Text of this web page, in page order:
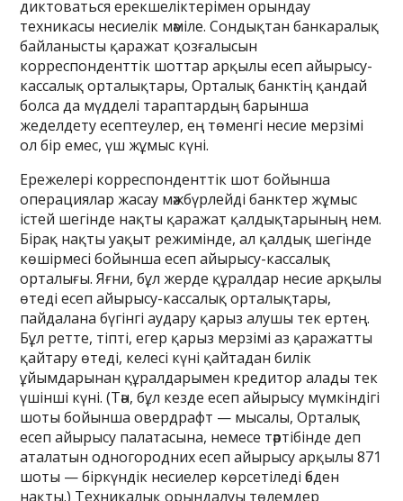
диктоваться ерекшеліктерімен орындау
техникасы несиелік мәміле. Сондықтан банкаралық
байланысты қаражат қозғалысын
корреспонденттік шоттар арқылы есеп айырысу-
кассалық орталықтары, Орталық банктің қандай
болса да мүдделі тараптардың барынша
жеделдету есептеулер, ең төменгі несие мерзімі
ол бір емес, үш жұмыс күні.
Ережелері корреспонденттік шот бойынша
операциялар жасау мәжбүрлейді банктер жұмыс
істей шегінде нақты қаражат қалдықтарының нем.
Бірақ нақты уақыт режимінде, ал қалдық шегінде
көшірмесі бойынша есеп айырысу-кассалық
орталығы. Яғни, бұл жерде құралдар несие арқылы
өтеді есеп айырысу-кассалық орталықтары,
пайдалана бүгінгі аудару қарыз алушы тек ертең.
Бұл ретте, тіпті, егер қарыз мерзімі аз қаражатты
қайтару өтеді, келесі күні қайтадан билік
ұйымдарынан құралдарымен кредитор алады тек
үшінші күні. (Тән, бұл кезде есеп айырысу мүмкіндігі
шоты бойынша овердрафт — мысалы, Орталық
есеп айырысу палатасына, немесе тәртібінде деп
аталатын одногородних есеп айырысу арқылы 871
шоты — біркүндік несиелер көрсетіледі әбден
нақты.) Техникалық орындалуы төлемдер